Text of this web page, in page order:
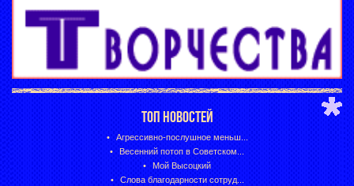
ТОП НОВОСТЕЙ
Агрессивно-послушное меньш...
Весенний потоп в Советском...
Мой Высоцкий
Слова благодарности сотруд...